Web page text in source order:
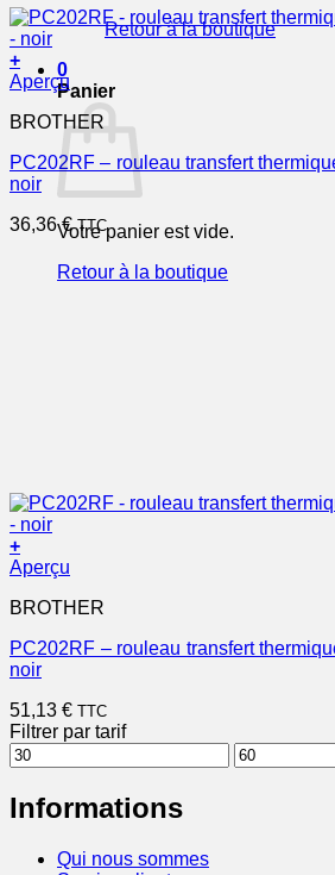
Retour à la boutique
0
Panier
Votre panier est vide.
Retour à la boutique
+
Aperçu
BROTHER
PC202RF – rouleau transfert
noir
36,36€ TTC
+
Aperçu
BROTHER
PC202RF – rouleau transfert
noir
51,13 € TTC
Filtrer par tarif
Prix
min
Prix
max
Informations
Qui nous sommes